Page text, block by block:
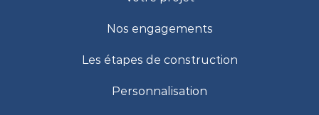
Nos engagements
Les étapes de construction
Personnalisation